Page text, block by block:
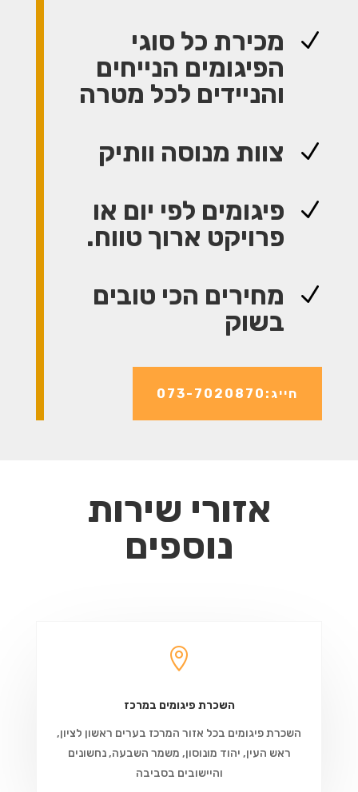
N
מכירת כל סוגי
הפיגומים הנייחים
והניידים לכל מטרה
N צוות מנוסה וותיק
N
פיגומים לפי יום או
פרויקט ארוך טווח.
N
מחירים הכי טובים
בשוק
חייג:073-7020870
אזורי שירות
נוספים

השכרת פיגומים במרכז
השכרת פיגומים בכל אזור המרכז בערים ראשון לציון,
ראש העין, יהוד מונוסון, משמר השבעה, נחשונים
והיישובים בסביבה